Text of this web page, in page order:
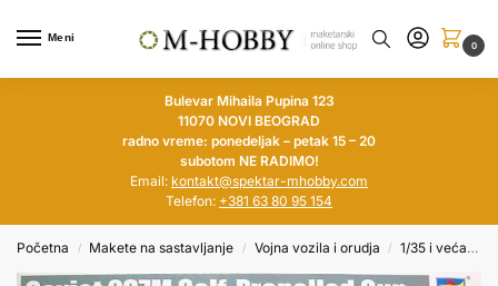
Meni
0
Bulevar Mihaila Pupina 123
11070 NOVI BEOGRAD
radno vreme: ponedeljak – petak 15 – 20
subotom NE RADIMO!
Email: kontakt@spektar-mhobby.com
Telefon: +381 63 80 95 154
Početna / Makete na sastavljanje / Vojna vozila i orudja / 1/35 i veća